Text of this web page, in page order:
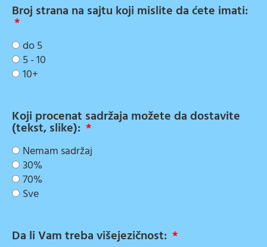
Broj strana na sajtu koji mislite da ćete imati:
do 5
5 - 10
10+
Koji procenat sadržaja možete da dostavite
(tekst, slike):
Nemam sadržaj
30%
70%
Sve
Da li Vam treba višejezičnost: